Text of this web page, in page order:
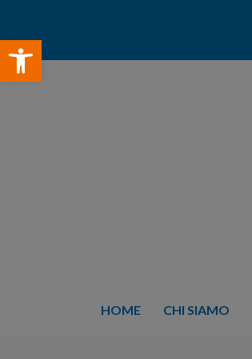
Open toolbar
HOME CHI SIAMO